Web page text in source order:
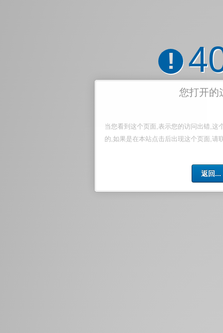
!
您打开的
当您看到这个页面,表示您的访问出错,这
的,如果是在本站点击后出现这个页面,请
返回...